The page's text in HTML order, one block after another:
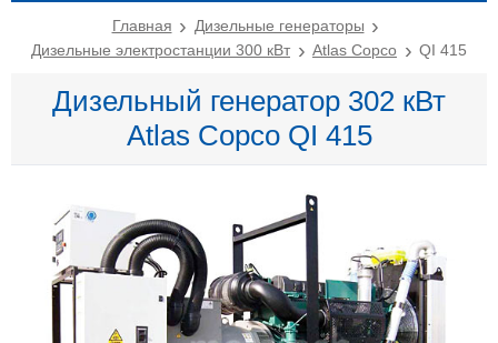
Главная
Дизельные генераторы
Дизельные электростанции 300 кВт
Atlas Copco QI 415
Дизельный генератор 302 кВт
Atlas Copco QI 415